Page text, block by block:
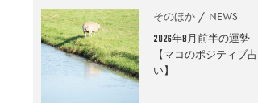
そのほか NEWS
2026年8月前半の運勢
【マコのポジティブ占
い】